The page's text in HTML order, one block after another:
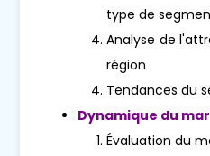
type de
Analyse de
région
Tendances du
Dynamique du
Évaluation du